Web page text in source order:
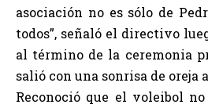
asociación no es sólo de
todos”, señaló el directivo
al término de la ceremonia
salió con una sonrisa de oreja
Reconoció que el voleibol